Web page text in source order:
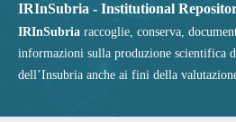
IRInSubria - Institutional
IRInSubria raccoglie, conserva,
informazioni sulla produzione scientifica
dell’Insubria anche ai fini della